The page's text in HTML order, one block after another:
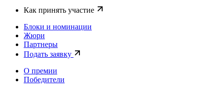
Как принять участие
Блоки и номинации
Жюри
Партнеры
Подать заявку
О премии
Победители